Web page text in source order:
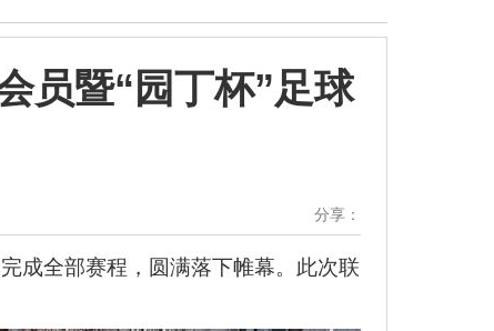
员暨“园丁杯”足球
分享：
成全部赛程，圆满落下帷幕。此次联